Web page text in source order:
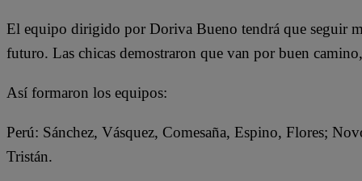
El equipo dirigido por Doriva Bueno tendrá que seguir
futuro. Las chicas demostraron que van por buen
Así formaron los equipos:
Perú: Sánchez, Vásquez, Comesaña, Espino, Flores;
Tristán.